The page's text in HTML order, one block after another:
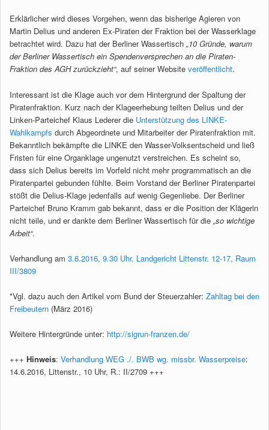
Erklärlicher wird dieses Vorgehen, wenn das bisherige Agieren von
Martin Delius und anderen Ex-Piraten der Fraktion bei der Wasserklage
betrachtet wird. Dazu hat der Berliner Wassertisch „10 Gründe, warum
der Berliner Wassertisch ein Spendenversprechen an die Piraten-
Fraktion des AGH zurückzieht“, auf seiner Website veröffentlicht.
Interessant ist die Klage auch vor dem Hintergrund der Spaltung der
Piratenfraktion. Kurz nach der Klageerhebung teilten Delius und der
Linken-Parteichef Klaus Lederer die Unterstützung des LINKE-
Wahlkampfs durch Abgeordnete und Mitarbeiter der Piratenfraktion mit.
Bekanntlich bekämpfte die LINKE den Wasser-Volksentscheid und ließ
Fristen für eine Organklage ungenutzt verstreichen. Es scheint so,
dass sich Delius bereits im Vorfeld nicht mehr programmatisch an die
Piratenpartei gebunden fühlte. Beim Vorstand der Berliner Piratenpartei
stößt die Delius-Klage jedenfalls auf wenig Gegenliebe. Der Berliner
Parteichef Bruno Kramm gab bekannt, dass er die Position der Klägerin
nicht teile, und er dankte dem Berliner Wassertisch für die „so wichtige
Arbeit“.
Verhandlung am 3.6.2016, 9.30 Uhr, Landgericht Littenstr. 12-17, Raum
III/3809
*Vgl. dazu auch den Artikel vom Bund der Steuerzahler: Zahltag bei den
Freibeutern (März 2016)
Weitere Hintergründe unter: http://sigrun-franzen.de/
+++ Hinweis: Verhandlung WEG ./. BWB wg. missbr. Wasserpreise:
14.6.2016, Littenstr., 10 Uhr, R.: II/2709 +++